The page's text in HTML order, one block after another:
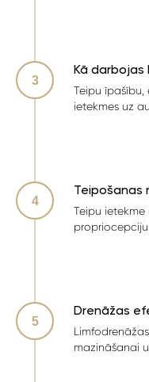
Kā darbojas
Teipu īpašību,
ietekmes uz
Teipošanas
Teipu ietekme
propriocepciju.
Drenāžas
mazināšanai